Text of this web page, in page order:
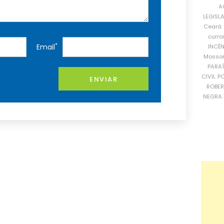
Email*
ENVIAR
Ceará
CIVIL
NEGRA